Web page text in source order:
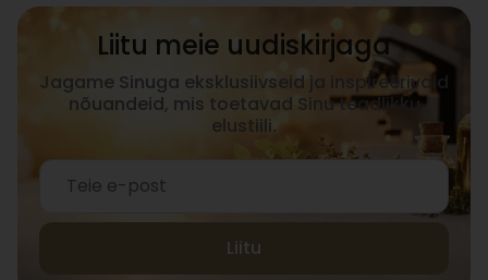
Liitu meie uudiskirjaga
Jagame Sinuga eksklusiivseid ja inspireerivaid
nõuandeid, mis toetavad Sinu teadlikku
elustiili.
Liitu